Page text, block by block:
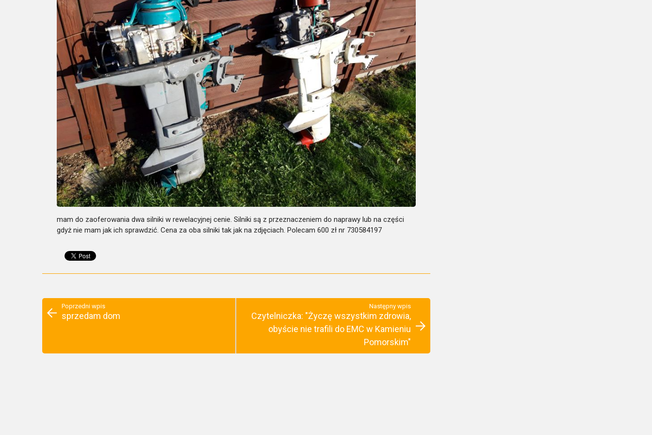
mam do zaoferowania dwa silniki w rewelacyjnej cenie. Silniki są z przeznaczeniem do naprawy lub na części
gdyż nie mam jak ich sprawdzić. Cena za oba silniki tak jak na zdjęciach. Polecam 600 zł nr 730584197
Poprzedni wpis
sprzedam dom
Następny wpis
Czytelniczka: "Życzę wszystkim zdrowia,
obyście nie trafili do EMC w Kamieniu
Pomorskim"